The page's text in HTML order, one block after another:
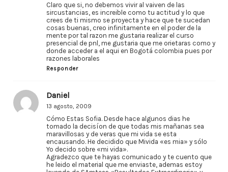
Claro que si, no debemos vivir al vaiven de las
sircustancias, es increible como tu actitud y lo que
crees de ti mismo se proyecta y hace que te sucedan
cosas buenas, creo infinitamente en el poder de la
mente por tal razon me gustaria realizar el curso
presencial de pnl, me gustaria que me orietaras como y
donde acceder a el aqui en Bogotá colombia pues por
razones laborales
Responder
Daniel
13 agosto, 2009
Cómo Estas Sofia. Desde hace algunos dias he
tomado la decisíon de que todas mis mañanas sea
maravillosas y de veras que mi vida se esta
encausando. He decidido que Mivida «es mia» y sólo
Yo decido sobre «mi vida».
Agradezco que te hayas comunicado y te cuento que
he leido el material que me enviaste, ademas estoy